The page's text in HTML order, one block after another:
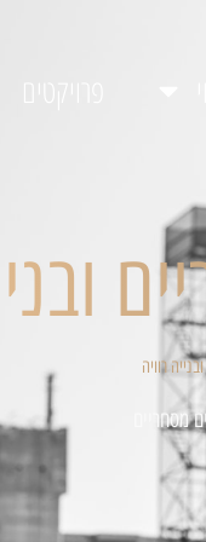
רוויה
מסחריים